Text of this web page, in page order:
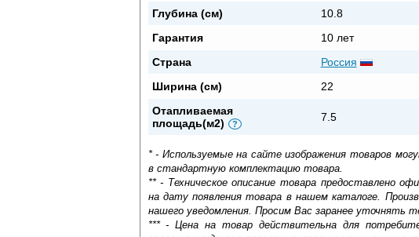
Глубина (см)
10.8
Гарантия
10 лет
Страна
Россия
Ширина (см)
22
Отапливаемая
площадь(м2)
?
7.5
* - Используемые на сайте изображения товаров
в стандартную комплектацию товара.
** - Техническое описание товара предоставлено
на дату появления товара в нашем каталоге.
нашего уведомления. Просим Вас заранее уточнять
*** - Цена на товар действительна для